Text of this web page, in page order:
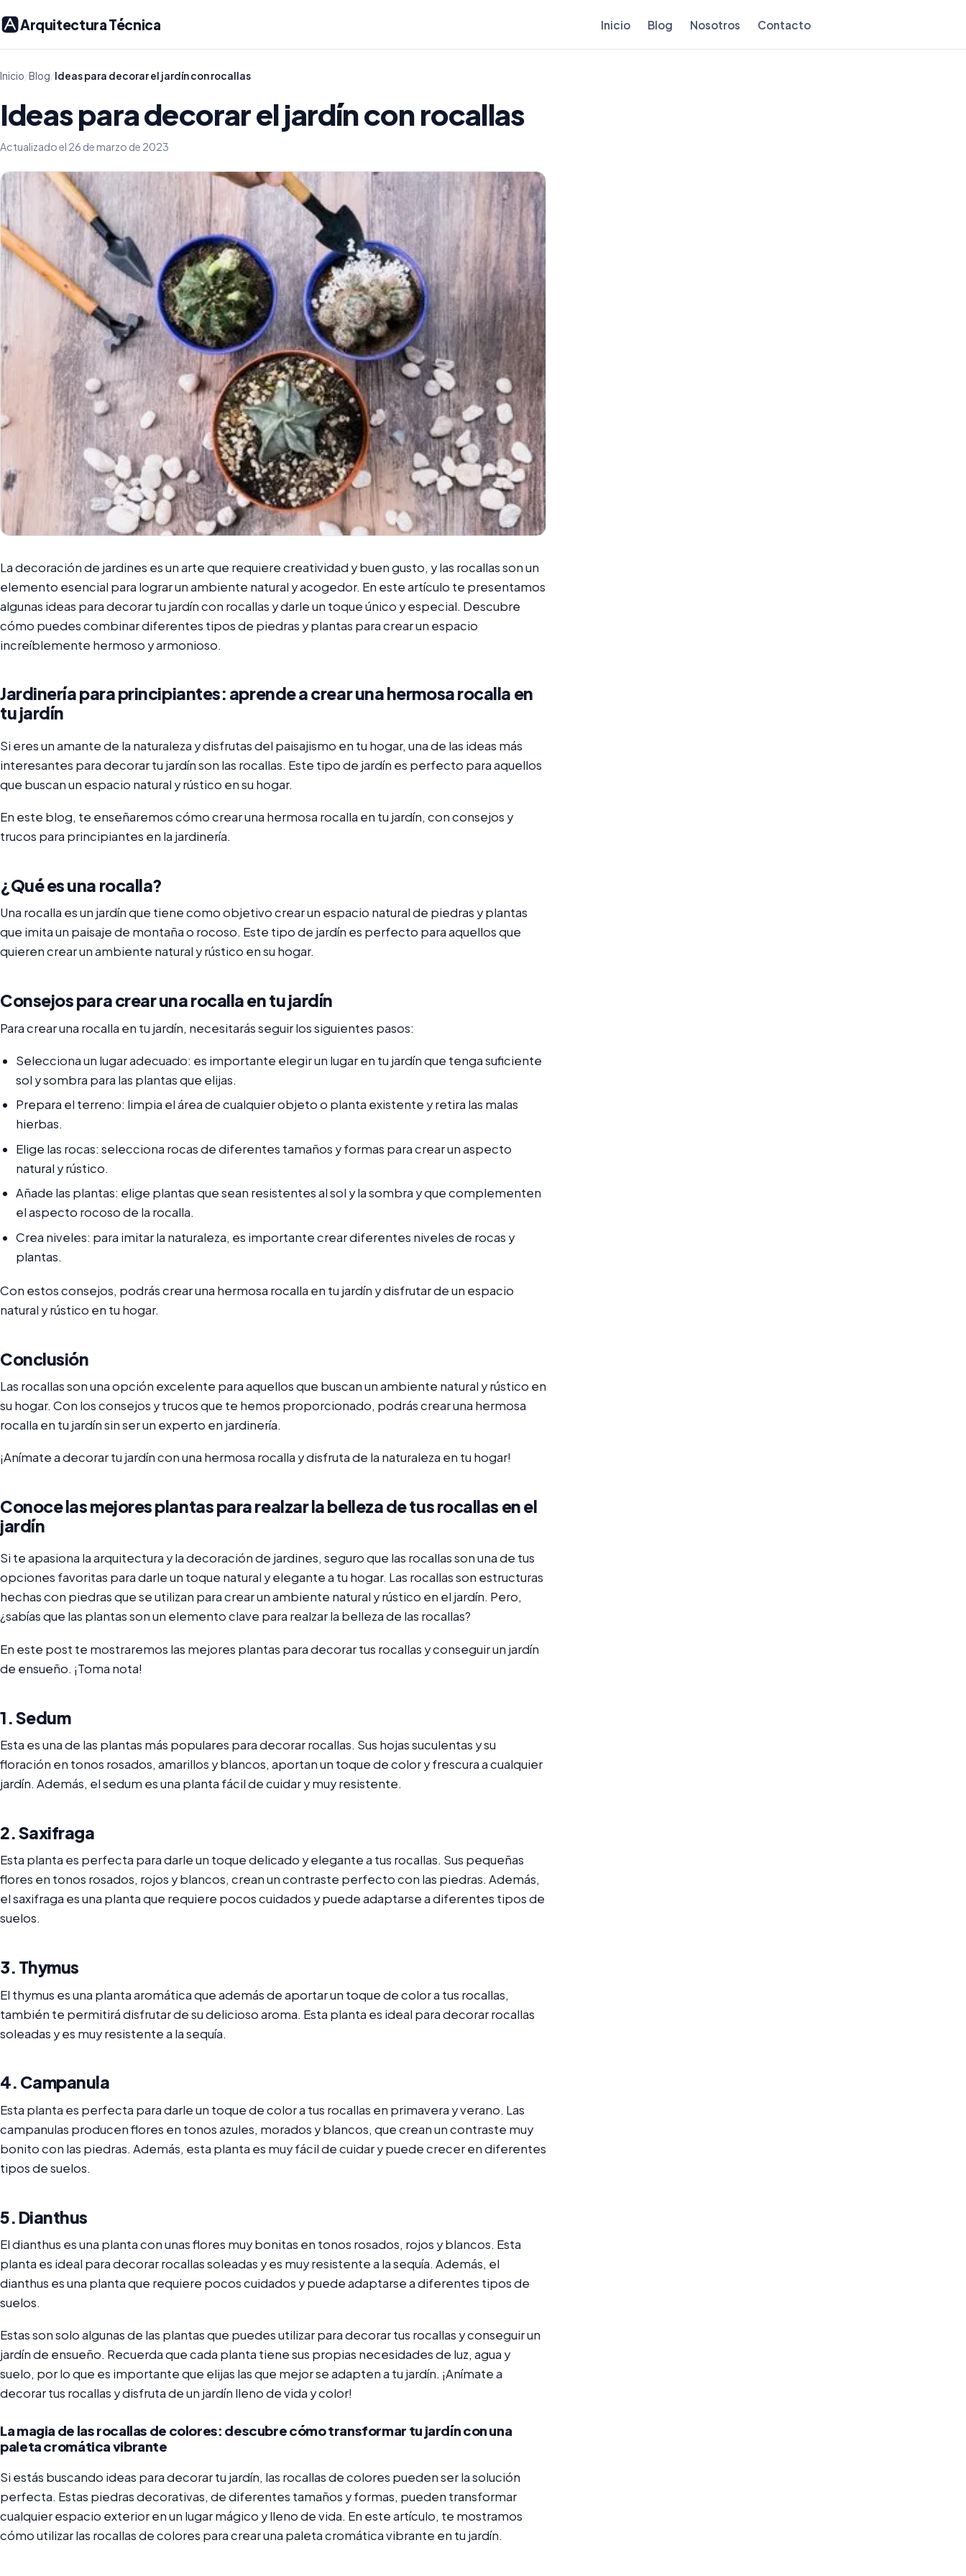
Arquitectura Técnica Inicio Blog Nosotros Contacto
Inicio/Blog/Ideas para decorar el jardín con rocallas
Ideas para decorar el jardín con rocallas
Actualizado el 26 de marzo de 2023
La decoración de jardines es un arte que requiere creatividad y buen gusto, y las rocallas son un
elemento esencial para lograr un ambiente natural y acogedor. En este artículo te presentamos
algunas ideas para decorar tu jardín con rocallas y darle un toque único y especial. Descubre
cómo puedes combinar diferentes tipos de piedras y plantas para crear un espacio
increíblemente hermoso y armonioso.
Jardinería para principiantes: aprende a crear una hermosa rocalla en
tu jardín
Si eres un amante de la naturaleza y disfrutas del paisajismo en tu hogar, una de las ideas más
interesantes para decorar tu jardín son las rocallas. Este tipo de jardín es perfecto para aquellos
que buscan un espacio natural y rústico en su hogar.
En este blog, te enseñaremos cómo crear una hermosa rocalla en tu jardín, con consejos y
trucos para principiantes en la jardinería.
¿Qué es una rocalla?
Una rocalla es un jardín que tiene como objetivo crear un espacio natural de piedras y plantas
que imita un paisaje de montaña o rocoso. Este tipo de jardín es perfecto para aquellos que
quieren crear un ambiente natural y rústico en su hogar.
Consejos para crear una rocalla en tu jardín
Para crear una rocalla en tu jardín, necesitarás seguir los siguientes pasos:
Selecciona un lugar adecuado: es importante elegir un lugar en tu jardín que tenga suficiente
sol y sombra para las plantas que elijas.
Prepara el terreno: limpia el área de cualquier objeto o planta existente y retira las malas
hierbas.
Elige las rocas: selecciona rocas de diferentes tamaños y formas para crear un aspecto
natural y rústico.
Añade las plantas: elige plantas que sean resistentes al sol y la sombra y que complementen
el aspecto rocoso de la rocalla.
Crea niveles: para imitar la naturaleza, es importante crear diferentes niveles de rocas y
plantas.
Con estos consejos, podrás crear una hermosa rocalla en tu jardín y disfrutar de un espacio
natural y rústico en tu hogar.
Conclusión
Las rocallas son una opción excelente para aquellos que buscan un ambiente natural y rústico en
su hogar. Con los consejos y trucos que te hemos proporcionado, podrás crear una hermosa
rocalla en tu jardín sin ser un experto en jardinería.
¡Anímate a decorar tu jardín con una hermosa rocalla y disfruta de la naturaleza en tu hogar!
Conoce las mejores plantas para realzar la belleza de tus rocallas en el
jardín
Si te apasiona la arquitectura y la decoración de jardines, seguro que las rocallas son una de tus
opciones favoritas para darle un toque natural y elegante a tu hogar. Las rocallas son estructuras
hechas con piedras que se utilizan para crear un ambiente natural y rústico en el jardín. Pero,
¿sabías que las plantas son un elemento clave para realzar la belleza de las rocallas?
En este post te mostraremos las mejores plantas para decorar tus rocallas y conseguir un jardín
de ensueño. ¡Toma nota!
1. Sedum
Esta es una de las plantas más populares para decorar rocallas. Sus hojas suculentas y su
floración en tonos rosados, amarillos y blancos, aportan un toque de color y frescura a cualquier
jardín. Además, el sedum es una planta fácil de cuidar y muy resistente.
2. Saxifraga
Esta planta es perfecta para darle un toque delicado y elegante a tus rocallas. Sus pequeñas
flores en tonos rosados, rojos y blancos, crean un contraste perfecto con las piedras. Además,
el saxifraga es una planta que requiere pocos cuidados y puede adaptarse a diferentes tipos de
suelos.
3. Thymus
El thymus es una planta aromática que además de aportar un toque de color a tus rocallas,
también te permitirá disfrutar de su delicioso aroma. Esta planta es ideal para decorar rocallas
soleadas y es muy resistente a la sequía.
4. Campanula
Esta planta es perfecta para darle un toque de color a tus rocallas en primavera y verano. Las
campanulas producen flores en tonos azules, morados y blancos, que crean un contraste muy
bonito con las piedras. Además, esta planta es muy fácil de cuidar y puede crecer en diferentes
tipos de suelos.
5. Dianthus
El dianthus es una planta con unas flores muy bonitas en tonos rosados, rojos y blancos. Esta
planta es ideal para decorar rocallas soleadas y es muy resistente a la sequía. Además, el
dianthus es una planta que requiere pocos cuidados y puede adaptarse a diferentes tipos de
suelos.
Estas son solo algunas de las plantas que puedes utilizar para decorar tus rocallas y conseguir un
jardín de ensueño. Recuerda que cada planta tiene sus propias necesidades de luz, agua y
suelo, por lo que es importante que elijas las que mejor se adapten a tu jardín. ¡Anímate a
decorar tus rocallas y disfruta de un jardín lleno de vida y color!
La magia de las rocallas de colores: descubre cómo transformar tu jardín con una
paleta cromática vibrante
Si estás buscando ideas para decorar tu jardín, las rocallas de colores pueden ser la solución
perfecta. Estas piedras decorativas, de diferentes tamaños y formas, pueden transformar
cualquier espacio exterior en un lugar mágico y lleno de vida. En este artículo, te mostramos
cómo utilizar las rocallas de colores para crear una paleta cromática vibrante en tu jardín.